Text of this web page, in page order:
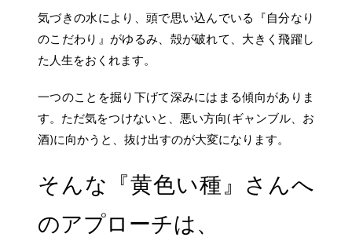
気づきの水により、頭で思い込んでいる『自分なり
のこだわり』がゆるみ、殻が破れて、大きく飛躍し
た人生をおくれます。
一つのことを掘り下げて深みにはまる傾向がありま
す。ただ気をつけないと、悪い方向(ギャンブル、お
酒)に向かうと、抜け出すのが大変になります。
そんな『黄色い種』さんへ
のアプローチは、